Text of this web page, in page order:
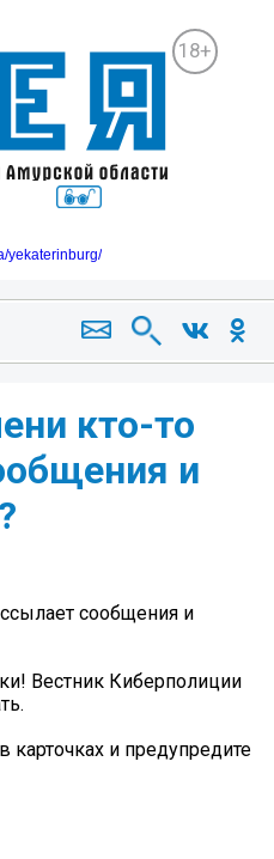
18+
yekaterinburg/
кто-то
и
сообщения и
Вестник Киберполиции
карточках и предупредите